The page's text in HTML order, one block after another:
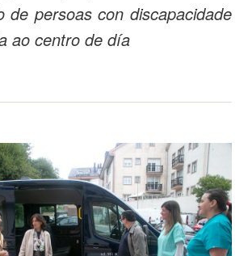
de persoas con discapacidade
ao centro de día